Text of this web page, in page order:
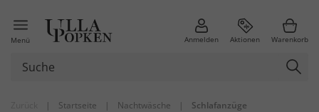
Menü Anmelden Aktionen Warenkorb
| Startseite | Nachtwäsche | Schlafanzüge